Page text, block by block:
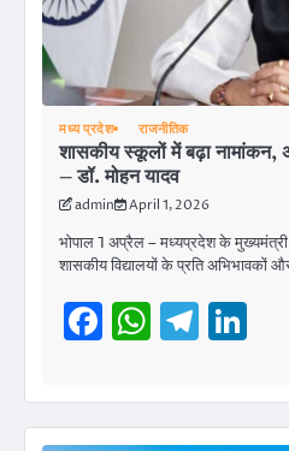
मध्य प्रदेश राजनीतिक
शासकीय स्कूलों में बढ़ा नामांकन,
– डॉ. मोहन यादव
admin April 1, 2026
भोपाल 1 अप्रैल – मध्यप्रदेश के मुख्यमंत्री
शासकीय विद्यालयों के प्रति अभिभावकों
Facebook